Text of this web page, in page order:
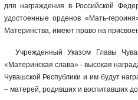
для награждения в Российской
удостоенные орденов «Мать-
Материнства, имеют право на
Учрежденный Указом Главы
«Материнская слава» - высокая
Чувашской Республики и им будут
– матерей, родивших и воспитавших